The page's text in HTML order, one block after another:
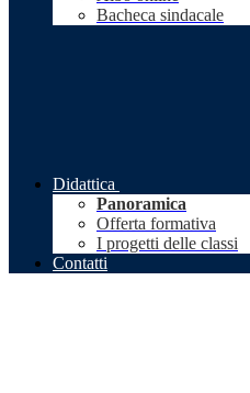
Bacheca sindacale
Didattica
Panoramica
Offerta formativa
I progetti delle classi
Contatti